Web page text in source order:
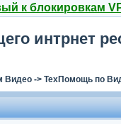
к блокировкам
интрнет
Видео-> ТехПомощь по